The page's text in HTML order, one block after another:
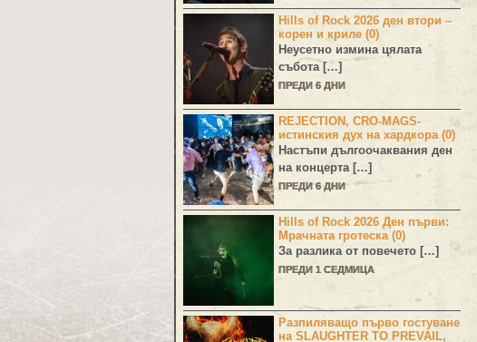
Hills of Rock 2026 ден втори –
корен и криле (0)
Неусетно измина цялата
събота […]
ПРЕДИ 6 ДНИ
REJECTION, CRO-MAGS-
истинския дух на хардкора (0)
Настъпи дългоочаквания ден
на концерта […]
ПРЕДИ 6 ДНИ
Hills of Rock 2026 Ден първи:
Мрачната гротеска (0)
За разлика от повечето […]
ПРЕДИ 1 СЕДМИЦА
Разпиляващо първо гостуване
на SLAUGHTER TO PREVAIL,